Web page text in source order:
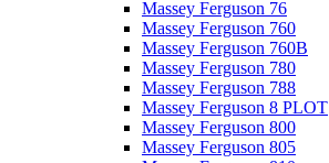
Massey Ferguson 76
Massey Ferguson 760
Massey Ferguson 760B
Massey Ferguson 780
Massey Ferguson 788
Massey Ferguson 8 PLOT
Massey Ferguson 800
Massey Ferguson 805